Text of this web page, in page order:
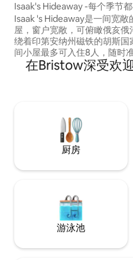
Isaak's Hideaway -每个季节
观
Isaak 's Hideaway是一间宽敞
屋，窗户宽敞，可俯瞰俄亥俄
绕着印第安纳州磁铁的胡斯国家
间小屋最多可入住8人，随时
群家人和朋友。 在石头火坑放松身心，或
在热水浴缸中休息，同时欣
Hideaway。
在Bristow深受欢
厨房
游泳池